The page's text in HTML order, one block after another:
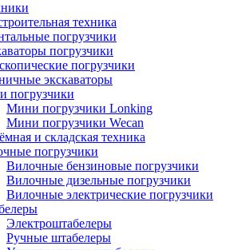
техника
погрузчики
погрузчики
погрузчики
экскаваторы
погрузчики
Мини погрузчики Lonking
Мини погрузчики Wecan
и складская техника
погрузчики
Вилочные бензиновые погрузчики
Вилочные дизельные погрузчики
Вилочные электрические погрузчики
Электроштабелеры
Ручные штабелеры